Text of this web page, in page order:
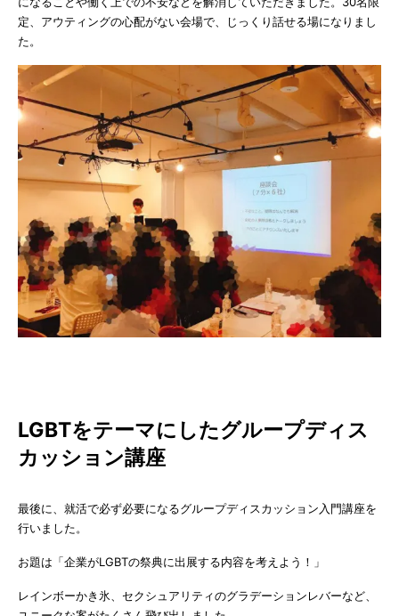
定、アウティングの心配がない会場で、じっくり話せる場になりまし
た。
LGBTをテーマにしたグループディス
カッション講座
最後に、就活で必ず必要になるグループディスカッション入門講座を
行いました。
お題は「企業がLGBTの祭典に出展する内容を考えよう！」
レインボーかき氷、セクシュアリティのグラデーションレバーなど、